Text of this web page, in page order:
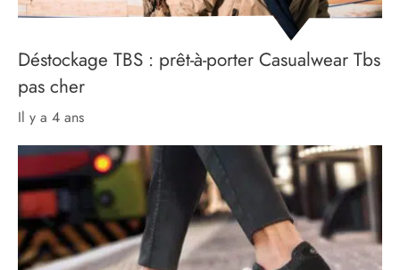
Déstockage TBS : prêt-à-porter Casualwear Tbs
pas cher
il y a 4 ans